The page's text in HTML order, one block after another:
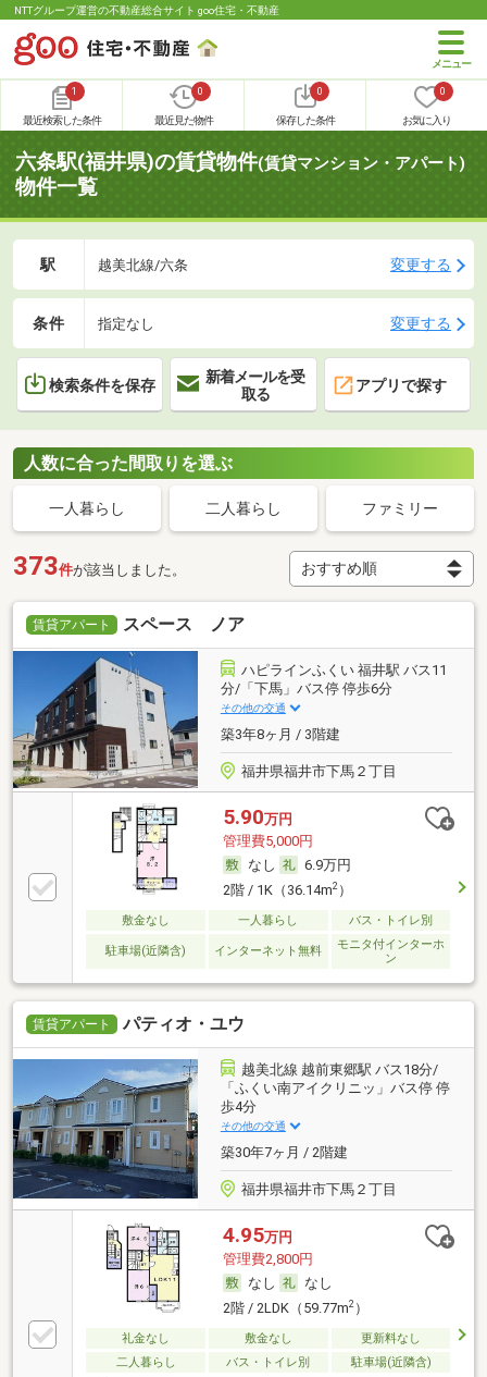
NTTグループ運営の不動産総合サイト goo住宅・不動産
1
最近検索した条件
0
最近見た物件
0
保存した条件
0
お気に入り
六条駅(福井県)の賃貸物件(賃貸マンション・アパート)
物件一覧
駅 越美北線/六条 変更する
条件 指定なし 変更する
検索条件を保存
新着メールを受
取る
アプリで探す
人数に合った間取りを選ぶ
一人暮らし 二人暮らし ファミリー
373件が該当しました。
賃貸アパート スペース ノア
ハピラインふくい 福井駅 バス11
分/「下馬」バス停 停歩6分
その他の交通
築3年8ヶ月 / 3階建
福井県福井市下馬２丁目
5.90万円
管理費5,000円
なし
6.9万円
2階 / 1K（36.14m2）
敷金なし 一人暮らし バス・トイレ別
駐車場(近隣含) インターネット無料
モニタ付インターホ
ン
賃貸アパート パティオ・ユウ
越美北線 越前東郷駅 バス18分/
「ふくい南アイクリニッ」バス停 停
歩4分
その他の交通
築30年7ヶ月 / 2階建
福井県福井市下馬２丁目
4.95万円
管理費2,800円
なし
なし
2階 / 2LDK（59.77m2）
礼金なし 敷金なし
更新料なし
二人暮らし
バス・トイレ別 駐車場(近隣含)